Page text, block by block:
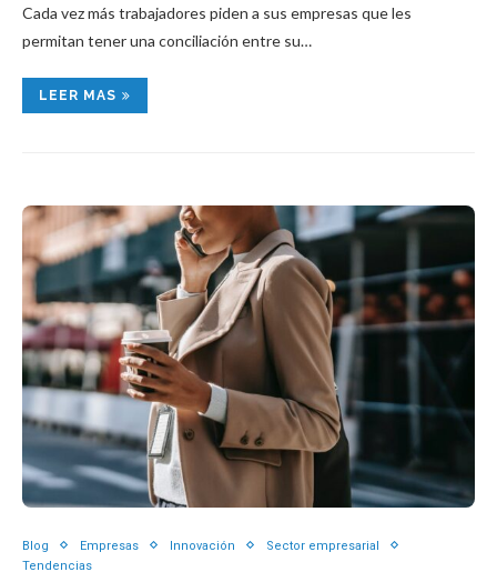
Cada vez más trabajadores piden a sus empresas que les
permitan tener una conciliación entre su…
LEER MAS
Blog Empresas Innovación
Sector empresarial
Tendencias